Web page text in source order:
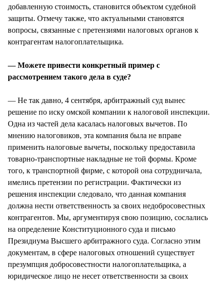
добавленную стоимость, становится объектом судебной
защиты. Отмечу также, что актуальными становятся
вопросы, связанные с претензиями налоговых органов к
контрагентам налогоплательщика.
— Можете привести конкретный пример с
рассмотрением такого дела в суде?
— Не так давно, 4 сентября, арбитражный суд вынес
решение по иску омской компании к налоговой инспекции.
Одна из частей дела касалась налоговых вычетов. По
мнению налоговиков, эта компания была не вправе
применить налоговые вычеты, поскольку предоставила
товарно-транспортные накладные не той формы. Кроме
того, к транспортной фирме, с которой она сотрудничала,
имелись претензии по регистрации. Фактически из
решения инспекции следовало, что данная компания
должна нести ответственность за своих недобросовестных
контрагентов. Мы, аргументируя свою позицию, сослались
на определение Конституционного суда и письмо
Президиума Высшего арбитражного суда. Согласно этим
документам, в сфере налоговых отношений существует
презумпция добросовестности налогоплательщика, а
юридическое лицо не несет ответственности за своих